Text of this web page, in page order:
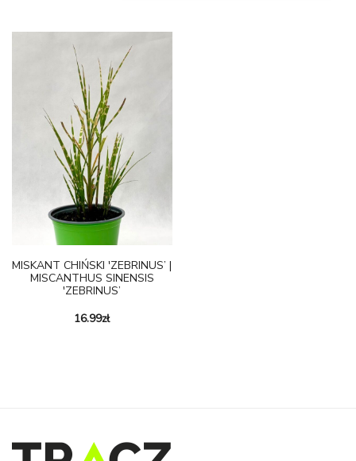
MISKANT CHIŃSKI 'ZEBRINUS’ |
MISCANTHUS SINENSIS
'ZEBRINUS’
16.99zł